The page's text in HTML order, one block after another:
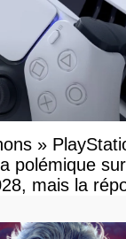
»
polémique
mais la